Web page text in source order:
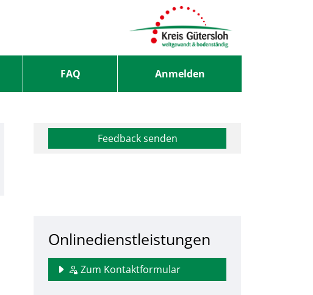
FAQ Anmelden
Feedback senden
Onlinedienstleistungen
Zum Kontaktformular